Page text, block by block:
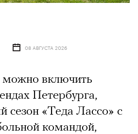
08 АВГУСТА 2026
включить
Петербурга,
сезон «Теда Лассо» с
командой,